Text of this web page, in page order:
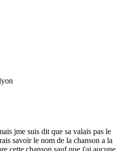
jme suis dit que sa valais pas le
savoir le nom de la chanson a la